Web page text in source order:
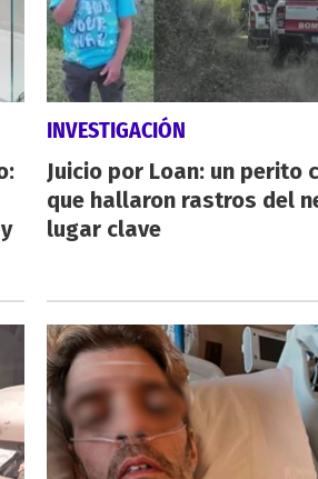
INVESTIGACIÓN
Juicio por Loan: un perito
que hallaron rastros del
lugar clave